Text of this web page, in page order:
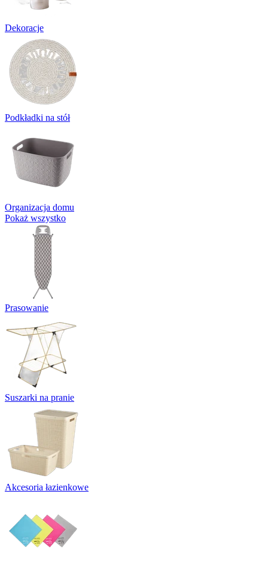
Dekoracje
Podkładki na stół
Organizacja domu
Pokaż wszystko
Prasowanie
Suszarki na pranie
Akcesoria łazienkowe